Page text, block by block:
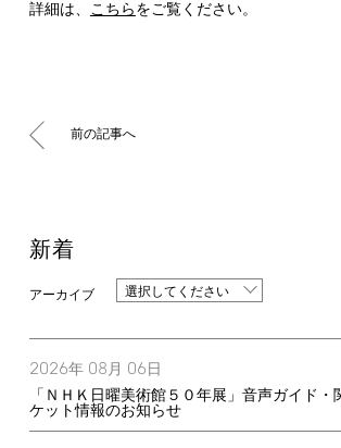
詳細は、 こちらをご覧ください。
前の記事へ
新着
選択してください
2026年 08月 06 日
「ＮＨＫ日曜美術館５０年展」音声ガイド・
ケット情報のお知らせ